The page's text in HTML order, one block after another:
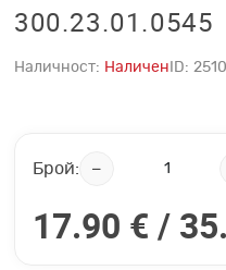
300.23.01.0545
Наличност: Наличен ID:
Брой:
17.90 € /